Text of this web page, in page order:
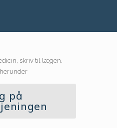
skriv til lægen.
på